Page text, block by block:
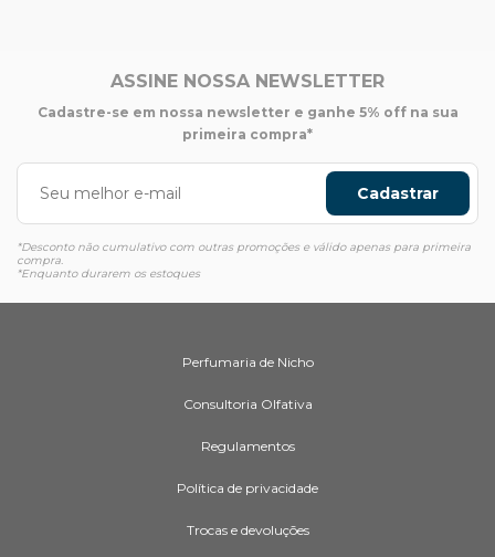
ASSINE NOSSA NEWSLETTER
Cadastre-se em nossa newsletter e ganhe 5% off na sua
primeira compra*
Cadastrar
*Desconto não cumulativo com outras promoções e válido apenas para primeira
compra.
*Enquanto durarem os estoques
Perfumaria de Nicho
Consultoria Olfativa
Regulamentos
Política de privacidade
Trocas e devoluções